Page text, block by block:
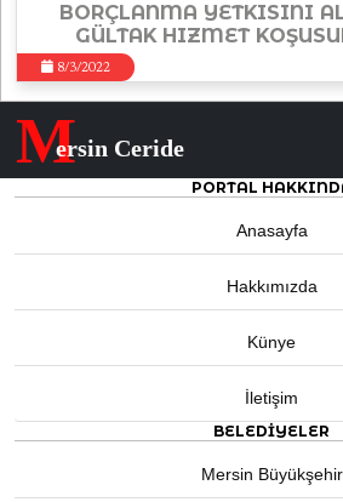
BORÇLANMA YETKISINI
GÜLTAK HIZMET
8/3/2022
Mersin Ceride
PORTAL
Anasayfa
Hakkımızda
Künye
İletişim
BELEDIYELER
Mersin Büyükşehir